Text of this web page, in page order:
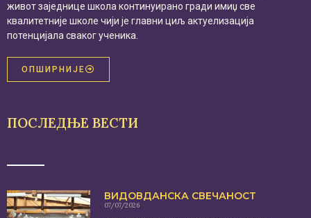
живот заједнице школа континуирано гради имиџ све
квалитетније школе чији је главни циљ актуелизација
потенцијала сваког ученика.
ОПШИРНИЈЕ
ПОСЛЕДЊЕ ВЕСТИ
ВИДОВДАНСКА СВЕЧАНОСТ
07/07/2026